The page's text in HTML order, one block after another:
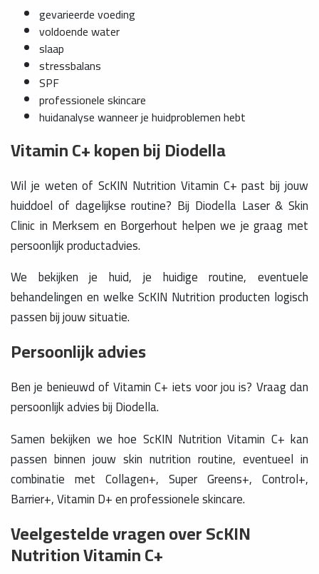
gevarieerde voeding
voldoende water
slaap
stressbalans
SPF
professionele skincare
huidanalyse wanneer je huidproblemen hebt
Vitamin C+ kopen bij Diodella
Wil je weten of ScKIN Nutrition Vitamin C+ past bij jouw
huiddoel of dagelijkse routine? Bij Diodella Laser & Skin
Clinic in Merksem en Borgerhout helpen we je graag met
persoonlijk productadvies.
We bekijken je huid, je huidige routine, eventuele
behandelingen en welke ScKIN Nutrition producten logisch
passen bij jouw situatie.
Persoonlijk advies
Ben je benieuwd of Vitamin C+ iets voor jou is? Vraag dan
persoonlijk advies bij Diodella.
Samen bekijken we hoe ScKIN Nutrition Vitamin C+ kan
passen binnen jouw skin nutrition routine, eventueel in
combinatie met Collagen+, Super Greens+, Control+,
Barrier+, Vitamin D+ en professionele skincare.
Veelgestelde vragen over ScKIN
Nutrition Vitamin C+